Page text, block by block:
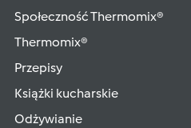
Społeczność Thermomix®
Thermomix®
Przepisy
Książki kucharskie
Odżywianie